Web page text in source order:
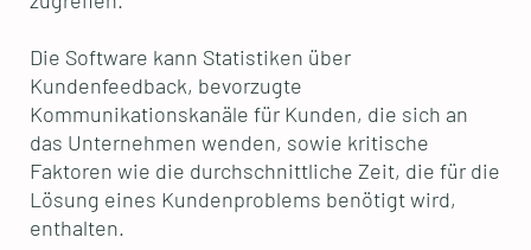
Die Software kann Statistiken über
Kundenfeedback, bevorzugte
Kommunikationskanäle für Kunden, die sich an
das Unternehmen wenden, sowie kritische
Faktoren wie die durchschnittliche Zeit, die für die
Lösung eines Kundenproblems benötigt wird,
enthalten.